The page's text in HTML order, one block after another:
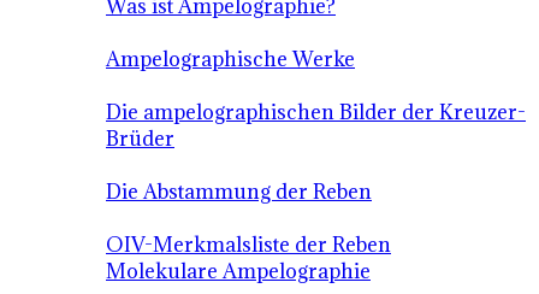
Was ist Ampelographie?
Ampelographische Werke
Die ampelographischen Bilder der Kreuzer-
Brüder
Die Abstammung der Reben
OIV-Merkmalsliste der Reben
Molekulare Ampelographie